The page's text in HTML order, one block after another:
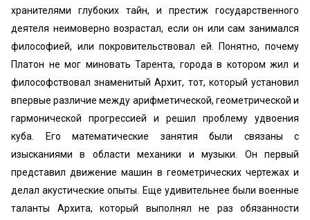
хранителями глубоких тайн, и престиж государственного
деятеля неимоверно возрастал, если он или сам занимался
философией, или покровительствовал ей. Понятно, почему
Платон не мог миновать Тарента, города в котором жил и
философствовал знаменитый Архит, тот, который установил
впервые различие между арифметической, геометрической и
гармонической прогрессией и решил проблему удвоения
куба. Его математические занятия были связаны с
изысканиями в области механики и музыки. Он первый
представил движение машин в геометрических чертежах и
делал акустические опыты. Еще удивительнее были военные
таланты Архита, который выполнял не раз обязанности